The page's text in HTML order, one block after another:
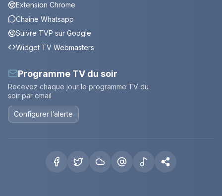
Extension Chrome
Chaîne Whatsapp
Suivre TVP sur Google
Widget TV Webmasters
Programme TV du soir
Recevez chaque jour le programme TV du
soir par email
Configurer l’alerte